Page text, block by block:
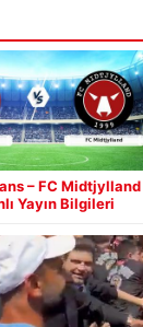
– FC
Yayın Bilgileri